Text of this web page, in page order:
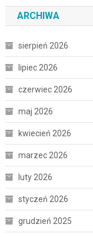
ARCHIWA
sierpień 2026
lipiec 2026
czerwiec 2026
maj 2026
kwiecień 2026
marzec 2026
luty 2026
styczeń 2026
grudzień 2025